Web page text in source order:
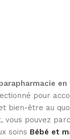
en
pour
bien-être au
pouvez
soins Bébé et